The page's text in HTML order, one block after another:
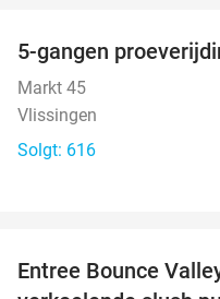
5-gangen
Markt 45
Vlissingen
Solgt: 616
Entree Bounce